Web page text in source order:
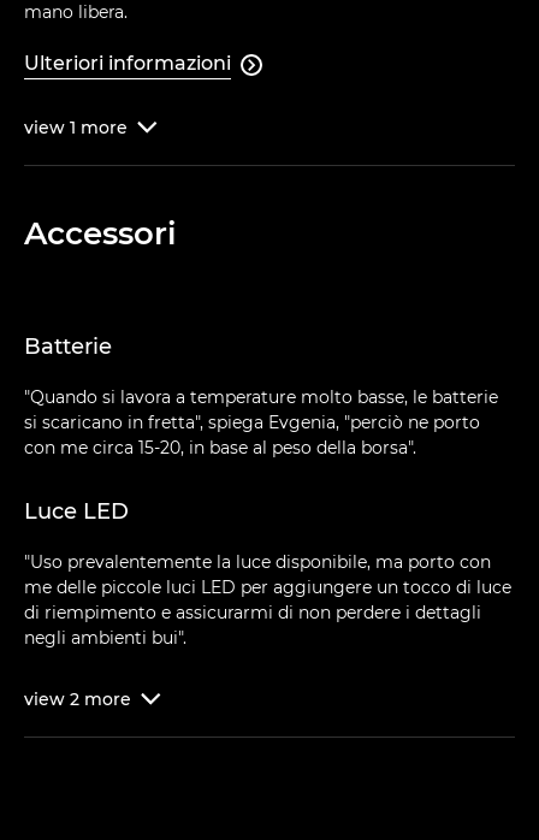
mano libera.
Ulteriori informazioni 
view 1 more 
Accessori
Batterie
"Quando si lavora a temperature molto basse, le batterie
si scaricano in fretta", spiega Evgenia, "perciò ne porto
con me circa 15-20, in base al peso della borsa".
Luce LED
"Uso prevalentemente la luce disponibile, ma porto con
me delle piccole luci LED per aggiungere un tocco di luce
di riempimento e assicurarmi di non perdere i dettagli
negli ambienti bui".
view 2 more 